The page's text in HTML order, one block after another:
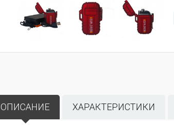
ОПИСАНИЕ ХАРАКТЕРИСТИКИ